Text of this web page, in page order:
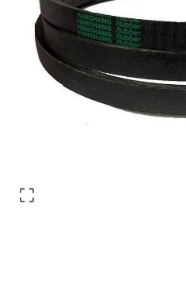
